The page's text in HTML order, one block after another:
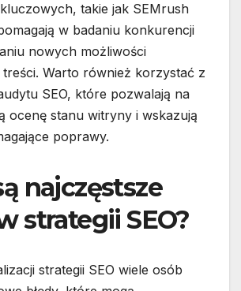
takie jak SEMrush
w badaniu konkurencji
nowych możliwości
treści. Warto również korzystać z
SEO, które pozwalają na
ocenę stanu witryny i wskazują
poprawy.
najczęstsze
strategii SEO?
strategii SEO wiele osób